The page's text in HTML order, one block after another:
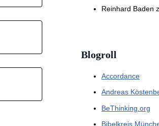
Reinhard Baden
Blogroll
Accordance
Andreas
BeThinking.org
Bibelkreis